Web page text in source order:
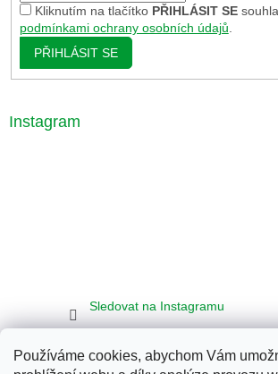
Používáme cookies, abychom Vám
Kliknutím na tlačítko PŘIHLÁSIT SE
podmínkami ochrany osobních údajů
PŘIHLÁSIT SE
Instagram
Sledovat na Instagramu
Seznam Google Bing